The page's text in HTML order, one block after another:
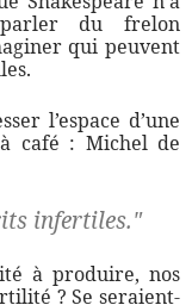
parler du frelon
qui peuvent
l’espace d’une
café : Michel de
infertiles."
à produire, nos
? Se seraient-